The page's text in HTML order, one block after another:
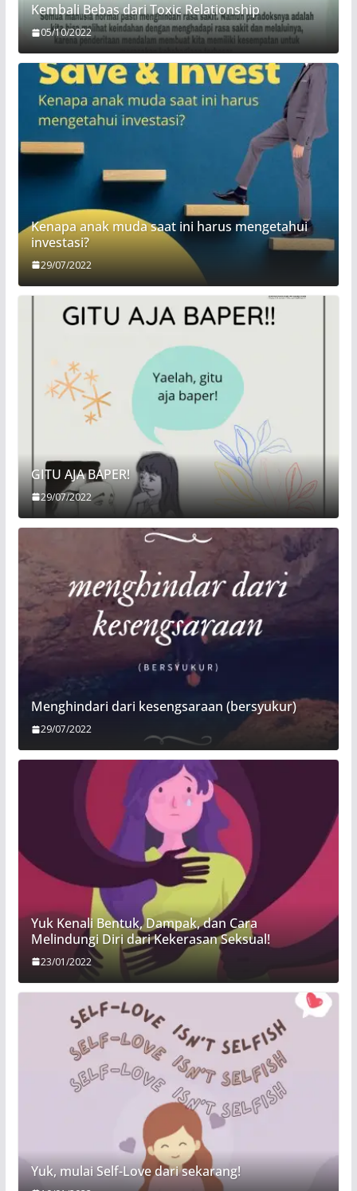
Kembali Bebas dari Toxic Relationship
05/10/2022
Kenapa anak muda saat ini harus mengetahui
investasi?
29/07/2022
GITU AJA BAPER!
29/07/2022
Menghindari dari kesengsaraan (bersyukur)
29/07/2022
Yuk Kenali Bentuk, Dampak, dan Cara
Melindungi Diri dari Kekerasan Seksual!
23/01/2022
Yuk, mulai Self-Love dari sekarang!